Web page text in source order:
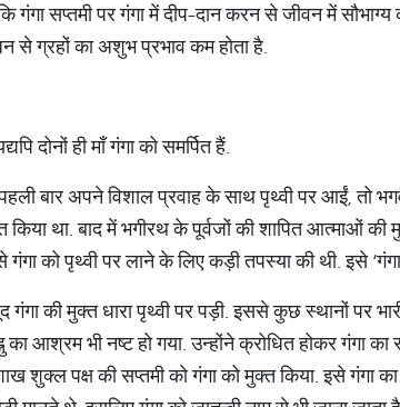
गंगा सप्तमी पर गंगा में दीप-दान करन से जीवन में
से ग्रहों का अशुभ प्रभाव कम होता है.
दोनों ही माँ गंगा को समर्पित हैं.
बार अपने विशाल प्रवाह के साथ पृथ्वी पर आईं, तो
था. बाद में भगीरथ के पूर्वजों की शापित आत्माओं की
को पृथ्वी पर लाने के लिए कड़ी तपस्या की थी. इसे
की मुक्त धारा पृथ्वी पर पड़ी. इससे कुछ स्थानों पर
आश्रम भी नष्ट हो गया. उन्होंने क्रोधित होकर गंगा का
शुक्ल पक्ष की सप्तमी को गंगा को मुक्त किया. इसे गंगा